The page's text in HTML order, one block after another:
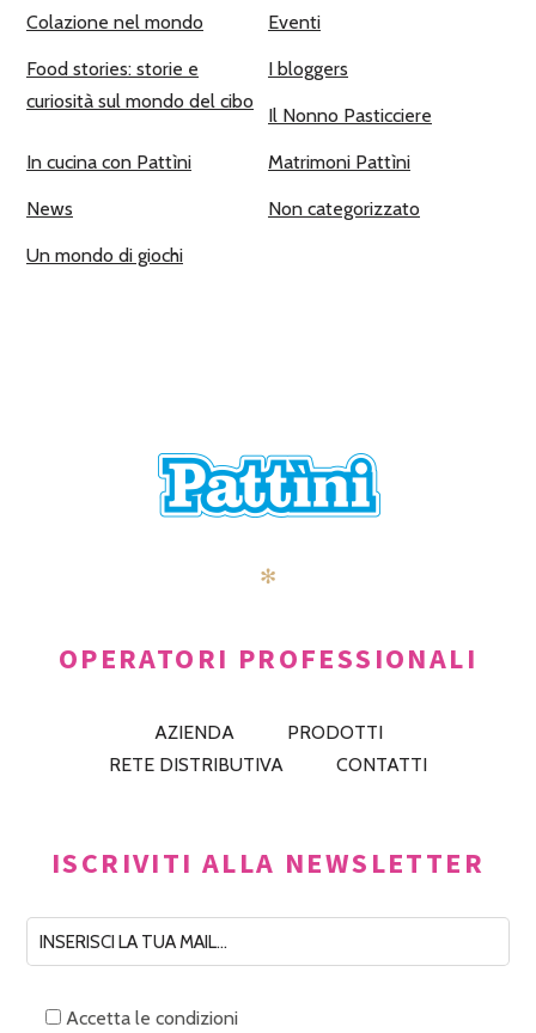
Colazione nel mondo Eventi
Food stories: storie e
curiosità sul mondo del cibo
I bloggers
Il Nonno Pasticciere
In cucina con Pattìni Matrimoni Pattìni
News Non categorizzato
Un mondo di giochi
✻
OPERATORI PROFESSIONALI
AZIENDA
PRODOTTI
RETE DISTRIBUTIVA
CONTATTI
ISCRIVITI ALLA NEWSLETTER
Accetta le condizioni